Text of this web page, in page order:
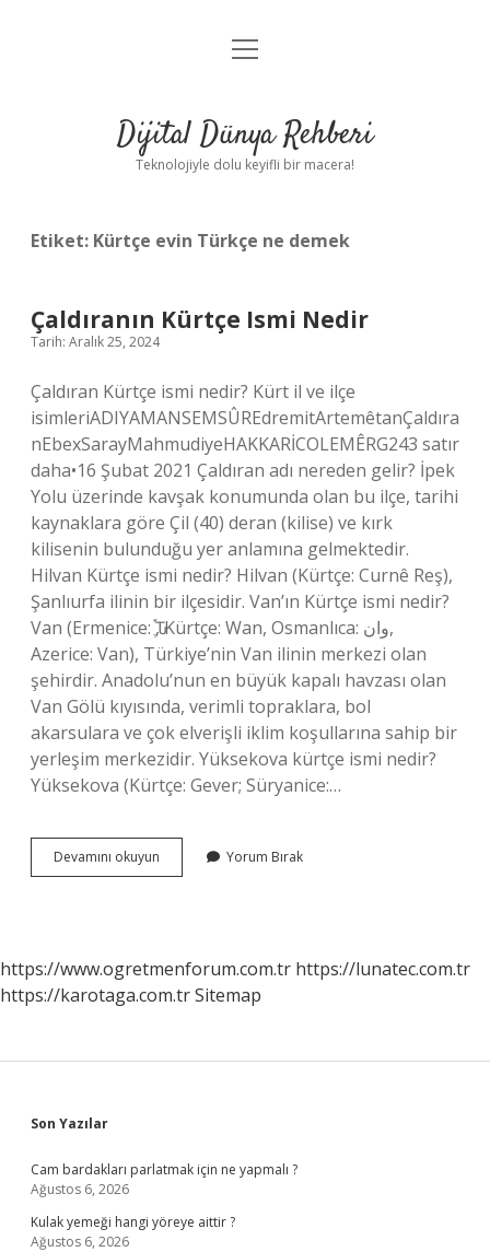
Anasayfa
Yasal Uyarı
menüyü
Dijital Dünya Rehberi
Teknolojiyle dolu keyifli bir macera!
Etiket: Kürtçe evin Türkçe ne demek
Çaldıranın Kürtçe Ismi Nedir
Tarih: Aralık 25, 2024
Çaldıran Kürtçe ismi nedir? Kürt il ve ilçe
isimleriADIYAMANSEMSÛREdremitArtemêtanÇaldıra
nEbexSarayMahmudiyeHAKKARİCOLEMÊRG243 satır
daha•16 Şubat 2021 Çaldıran adı nereden gelir? İpek
Yolu üzerinde kavşak konumunda olan bu ilçe, tarihi
kaynaklara göre Çil (40) deran (kilise) ve kırk
kilisenin bulunduğu yer anlamına gelmektedir.
Hilvan Kürtçe ismi nedir? Hilvan (Kürtçe: Curnê Reş),
Şanlıurfa ilinin bir ilçesidir. Van’ın Kürtçe ismi nedir?
Van (Ermenice: Ԏֶ֡, Kürtçe: Wan, Osmanlıca: وان,
Azerice: Van), Türkiye’nin Van ilinin merkezi olan
şehirdir. Anadolu’nun en büyük kapalı havzası olan
Van Gölü kıyısında, verimli topraklara, bol
akarsulara ve çok elverişli iklim koşullarına sahip bir
yerleşim merkezidir. Yüksekova kürtçe ismi nedir?
Yüksekova (Kürtçe: Gever; Süryanice:…
Devamını okuyun Çaldıranın
Kürtçe
Yorum Bırak
https://www.ogretmenforum.com.tr https://lunatec.com.tr
https://karotaga.com.trSitemap
Sidebar
Son Yazılar
Cam bardakları parlatmak için ne yapmalı ?
Ağustos 6, 2026
Kulak yemeği hangi yöreye aittir ?
Ağustos 6, 2026